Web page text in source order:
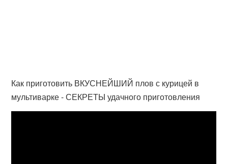
Как приготовить ВКУСНЕЙШИЙ плов с курицей в
мультиварке - СЕКРЕТЫ удачного приготовления